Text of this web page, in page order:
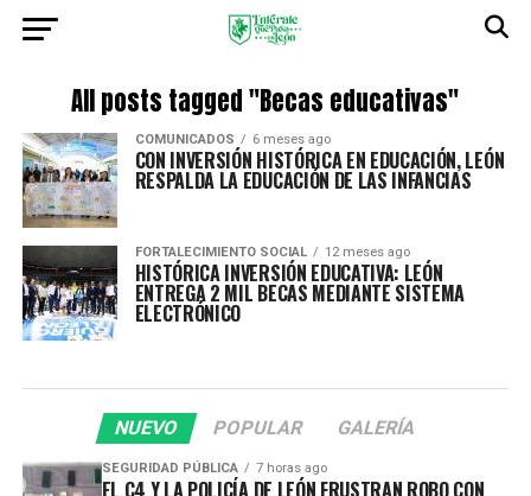
All posts tagged "Becas educativas"
COMUNICADOS 6 meses ago
CON INVERSIÓN HISTÓRICA EN EDUCACIÓN, LEÓN
RESPALDA LA EDUCACIÓN DE LAS INFANCIAS
FORTALECIMIENTO SOCIAL 12 meses ago
HISTÓRICA INVERSIÓN EDUCATIVA: LEÓN
ENTREGA 2 MIL BECAS MEDIANTE SISTEMA
ELECTRÓNICO
NUEVO POPULAR GALERÍA
SEGURIDAD PÚBLICA 7 horas ago
EL C4 Y LA POLICÍA DE LEÓN FRUSTRAN ROBO CON